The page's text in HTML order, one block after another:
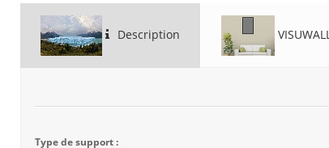
Description VISUWALL
Type de support :